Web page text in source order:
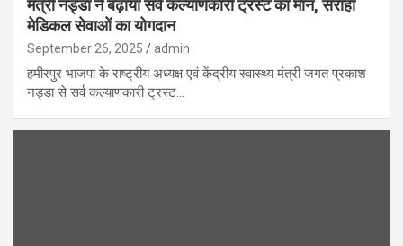
मंत्री नड्डा ने बढ़ाया सर्व कल्याणकारी ट्रस्ट का मान, सराहा
मेडिकल सेवाओं का योगदान
September 26, 2025 admin
हमीरपुर भाजपा के राष्ट्रीय अध्यक्ष एवं केंद्रीय स्वास्थ्य मंत्री जगत प्रकाश
नड्डा से सर्व कल्याणकारी ट्रस्ट…